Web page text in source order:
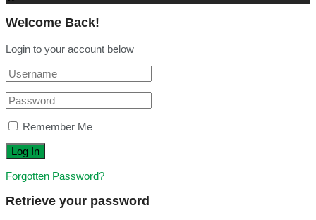
Welcome Back!
Login to your account below
Remember Me
Forgotten Password?
Retrieve your password